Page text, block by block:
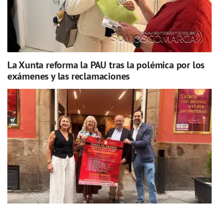
La Xunta reforma la PAU tras la polémica por los
exámenes y las reclamaciones